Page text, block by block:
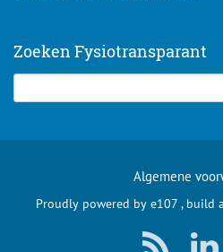
Zoeken Fysiotransparant
Algemene
Proudly powered by e107 , build